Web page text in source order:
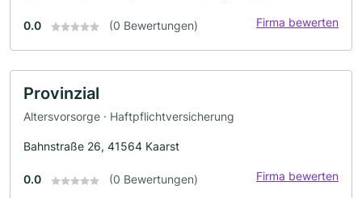
0.0 (0 Bewertungen) Firma bewerten
Provinzial
Altersvorsorge · Haftpflichtversicherung
Bahnstraße 26, 41564 Kaarst
0.0 (0 Bewertungen) Firma bewerten